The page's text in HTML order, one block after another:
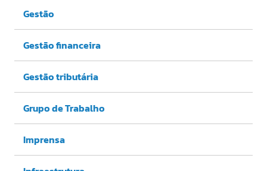
Gestão
Gestão financeira
Gestão tributária
Grupo de Trabalho
Imprensa